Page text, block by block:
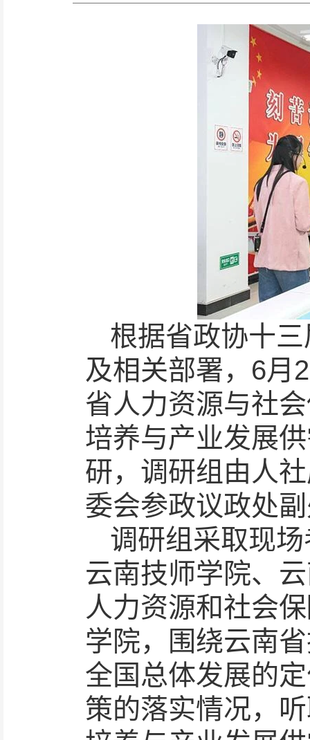
根据省政协十
及相关部署，6月
省人力资源与社
培养与产业发展
研，调研组由人
委会参政议政处
调研组采取现
云南技师学院、
人力资源和社会
学院，围绕云南
全国总体发展的
策的落实情况，